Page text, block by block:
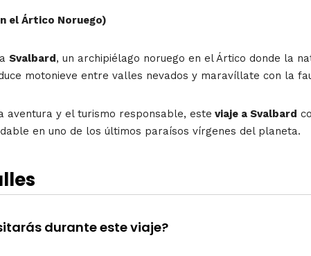
el Ártico Noruego)
Svalbard, un archipiélago noruego en el Ártico donde la
motonieve entre valles nevados y maravíllate con la
aventura y el turismo responsable, este viaje a Svalbard
en uno de los últimos paraísos vírgenes del planeta.
durante este viaje?